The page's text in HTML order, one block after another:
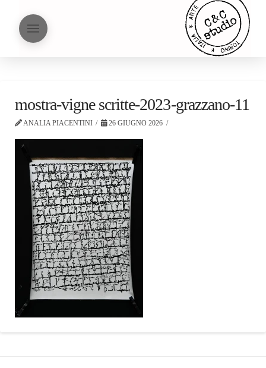
mostra-vigne scritte-2023-grazzano-11
ANALIA PIACENTINI 26 GIUGNO 2026